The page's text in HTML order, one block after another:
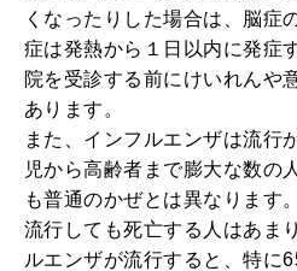
くなったりした場合は、脳症
症は発熱から１日以内に発症
院を受診する前にけいれんや
あります。
また、インフルエンザは流行
児から高齢者まで膨大な数の
も普通のかぜとは異なります
流行しても死亡する人はあま
ルエンザが流行すると、特に